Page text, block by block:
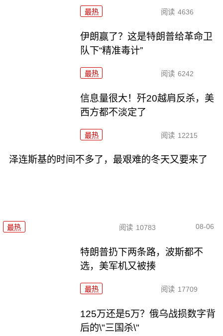
最热 阅读 4636
伊朗赢了？这是特朗普给革命卫
队下“精准毒计”
最热 阅读 6242
信息量很大！歼20越肩反杀，美
西方都不淡定了
最热 阅读 12215
泽连斯基的时间不多了，最艰难的冬天又要来了
最热 阅读 10783 08-06
特朗普扔下两条路，波斯都不
选，美军机又被揍
最热 阅读 17709
125万还是5万？俄乌战损数字背
后的\"三国杀\"